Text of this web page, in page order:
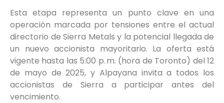
Esta etapa representa un punto clave en una
operación marcada por tensiones entre el actual
directorio de Sierra Metals y la potencial llegada de
un nuevo accionista mayoritario. La oferta está
vigente hasta las 5:00 p. m. (hora de Toronto) del 12
de mayo de 2025, y Alpayana invita a todos los
accionistas de Sierra a participar antes del
vencimiento.